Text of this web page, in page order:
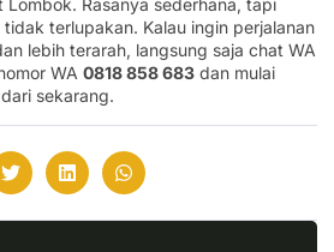
Lombok. Rasanya sederhana, tapi
terlupakan. Kalau ingin perjalanan
lebih terarah, langsung saja chat WA
WA 0818 858 683 dan mulai
sekarang.